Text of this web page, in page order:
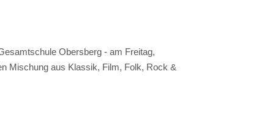
Obersberg - am Freitag,
Mischung aus Klassik, Film, Folk, Rock &